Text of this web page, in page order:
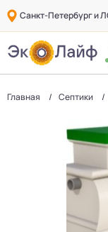
Санкт-Петербург и
Главная Септики